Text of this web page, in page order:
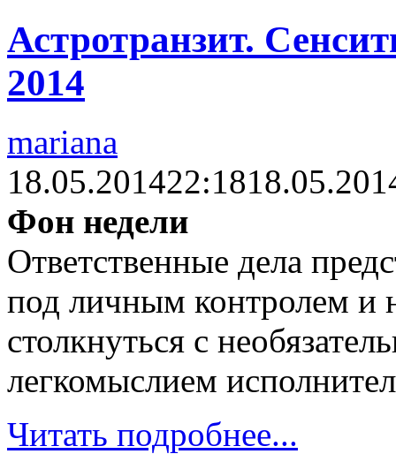
Астротранзит.
2014
mariana
18.05.201422:18
Фон недели
Ответственные дела
под личным контролем и
столкнуться с
легкомыслием
Читать подробнее...